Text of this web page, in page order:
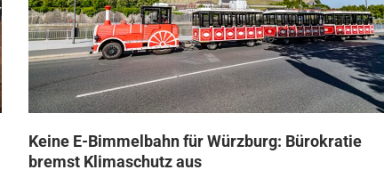
Keine E-Bimmelbahn für Würzburg: Bürokratie
bremst Klimaschutz aus